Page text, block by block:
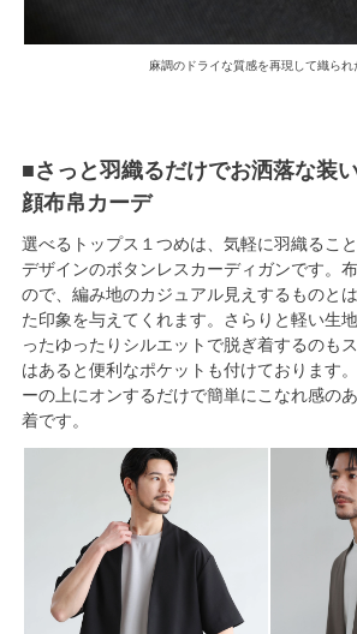
麻調のドライな質感を再現して織られ
■さっと羽織るだけでお洒落な装
顔布帛カーデ
選べるトップス１つめは、気軽に羽織るこ
デザインのボタンレスカーディガンです。
ので、編み地のカジュアル見えするものと
た印象を与えてくれます。さらりと軽い生
ったゆったりシルエットで脱ぎ着するのも
はあると便利なポケットも付けております
ーの上にオンするだけで簡単にこなれ感の
着です。